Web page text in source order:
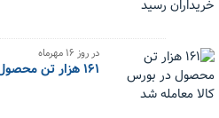
در روز ۱۶ مهرماه
۱۶۱ هزار تن محصول در بورس کالا معامله شد